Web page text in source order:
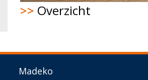
>> Overzicht
Madeko